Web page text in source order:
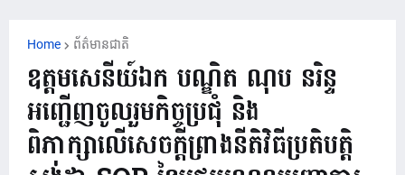
Home ព័ត៌មានជាតិ
ឧត្តមសេនីយ៍ឯក បណ្ឌិត ណុប នរិន្ទ
អញ្ជើញចូលរួមកិច្ចប្រជុំ និង
ពិភាក្សាលើសេចក្តីព្រាងនីតិវិធីប្រតិបត្តិ